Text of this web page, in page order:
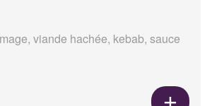
viande hachée, kebab, sauce